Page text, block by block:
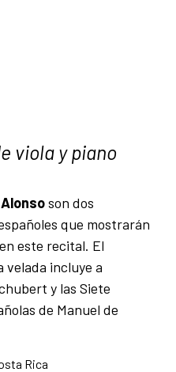
viola y piano
son dos
que mostrarán
este recital. El
velada incluye a
y las Siete
de Manuel de
Rica